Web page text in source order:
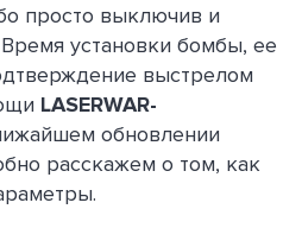
просто выключив и
установки бомбы, ее
выстрелом
LASERWAR-
обновлении
расскажем о том, как